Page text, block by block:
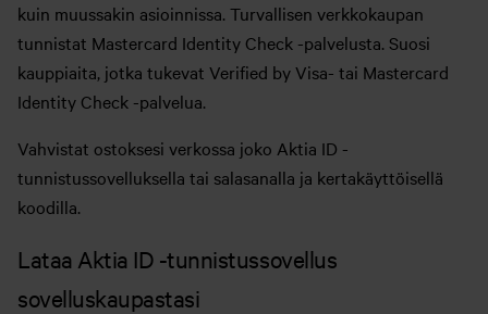
kuin muussakin asioinnissa. Turvallisen verkkokaupan
tunnistat Mastercard Identity Check -palvelusta. Suosi
kauppiaita, jotka tukevat Verified by Visa- tai Mastercard
Identity Check -palvelua.
Vahvistat ostoksesi verkossa joko Aktia ID -
tunnistussovelluksella tai salasanalla ja kertakäyttöisellä
koodilla.
Lataa Aktia ID -tunnistussovellus
sovelluskaupastasi